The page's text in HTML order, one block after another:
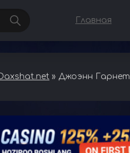
Главная
Daxshat.net » Джоэнн Гарнет